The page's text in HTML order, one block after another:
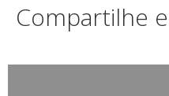
Compartilhe